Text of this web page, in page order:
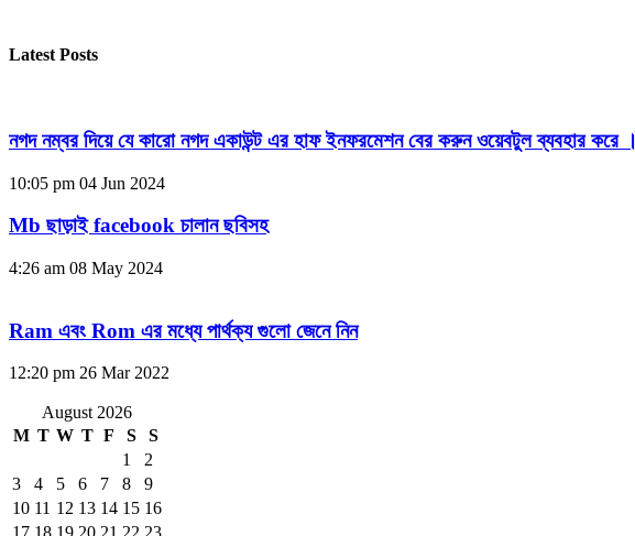
Latest Posts
নগদ নম্বর দিয়ে যে কারো নগদ একাউন্ট এর হাফ ইনফরমেশন বের করুন ওয়েবটুল ব্যবহার করে ।
10:05 pm 04 Jun 2024
Mb ছাড়াই facebook চালান ছবিসহ
4:26 am 08 May 2024
Ram এবং Rom এর মধ্যে পার্থক্য গুলো জেনে নিন
12:20 pm 26 Mar 2022
August 2026
M T W T F S
S
1
2
3
4 5 6 7 8
9
10 11 12 13 14 15 16